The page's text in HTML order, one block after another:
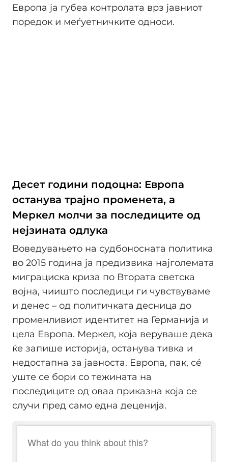
Европа ја губеа контролата врз јавниот
поредок и меѓуетничките односи.
Десет години подоцна: Европа
останува трајно променета, а
Меркел молчи за последиците од
нејзината одлука
Воведувањето на судбоносната политика
во 2015 година ја предизвика најголемата
миграциска криза по Втората светска
војна, чиишто последици ги чувствуваме
и денес – од политичката десница до
променливиот идентитет на Германија и
цела Европа. Меркел, која веруваше дека
ќе запише историја, останува тивка и
недостапна за јавноста. Европа, пак, сé
уште се бори со тежината на
последиците од оваа приказна која се
случи пред само една деценија.